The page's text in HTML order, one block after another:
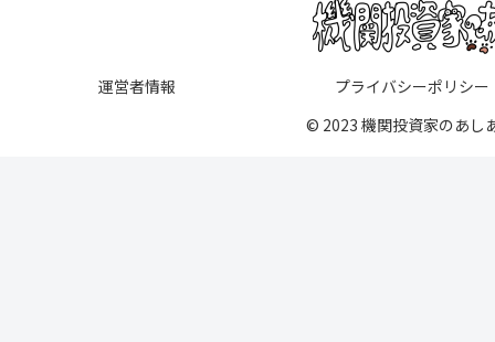
運営者情報
プライバシーポリシー
© 2023 機関投資家のあし